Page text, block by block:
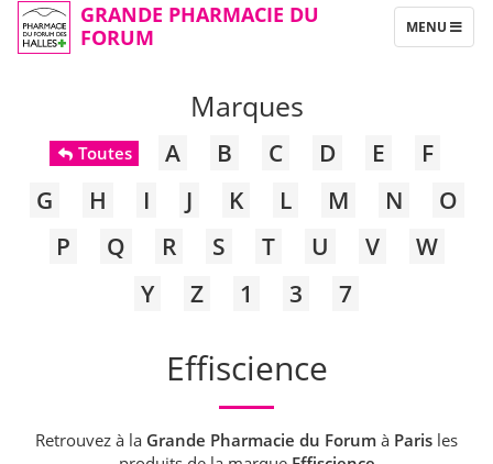
GRANDE PHARMACIE DU
FORUM
TOGGLE
NAVIGATION
MENU
Marques
Toutes A B C D E
F
G
H I J K L M N
O
P
Q R S T U V
W
Y
Z 1 3 7
Effiscience
Retrouvez à la Grande Pharmacie du Forum à Paris les